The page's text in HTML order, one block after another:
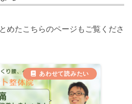
めたこちらのページもご覧くださ